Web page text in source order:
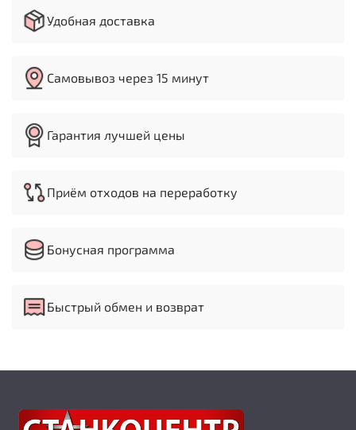
Удобная доставка
Самовывоз через 15 минут
Гарантия лучшей цены
Приём отходов на переработку
Бонусная программа
Быстрый обмен и возврат